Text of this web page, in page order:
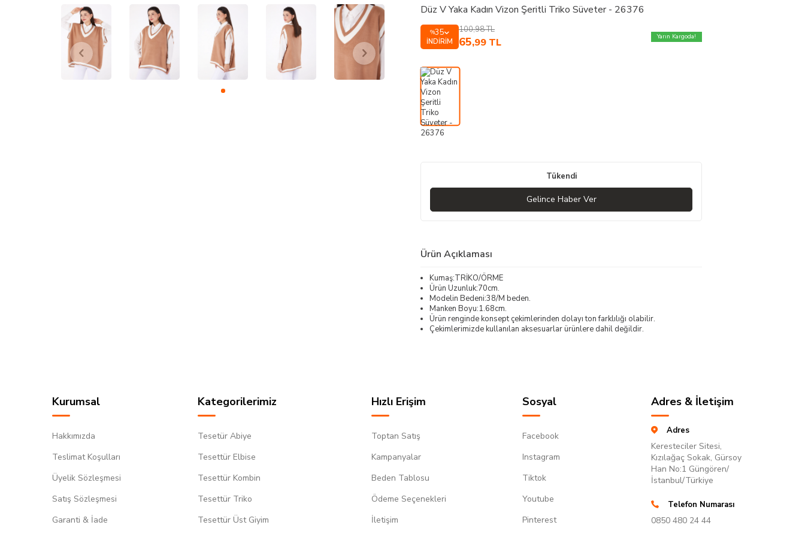
Düz V Yaka Kadın Vizon Şeritli Triko Süveter - 26376
%35
İNDIRIM
100,98TL
65,99 TL Yarın Kargoda!
Tükendi
Gelince Haber Ver
Ürün Açıklaması
Kumaş:TRİKO/ÖRME
Ürün Uzunluk:70cm.
Modelin Bedeni:38/M beden.
Manken Boyu:1.68cm.
Ürün renginde konsept çekimlerinden dolayı ton farklılığı olabilir.
Çekimlerimizde kullanılan aksesuarlar ürünlere dahil değildir.
Kurumsal
Hakkımızda
Teslimat Koşulları
Üyelik Sözleşmesi
Satış Sözleşmesi
Garanti & İade
Kategorilerimiz
Tesetür Abiye
Tesettür Elbise
Tesettür Kombin
Tesettür Triko
Tesettür Üst Giyim
Hızlı Erişim
Toptan Satış
Kampanyalar
Beden Tablosu
Ödeme Seçenekleri
İletişim
Sosyal
Facebook
Instagram
Tiktok
Youtube
Pinterest
Adres & İletişim
Adres
Keresteciler Sitesi,
Kızılağaç Sokak, Gürsoy
Han No:1 Güngören/
İstanbul/Türkiye
Telefon Numarası
0850 480 24 44